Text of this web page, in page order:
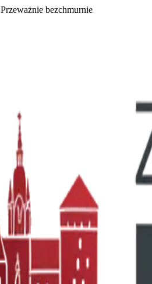
Przeważnie bezchmurnie